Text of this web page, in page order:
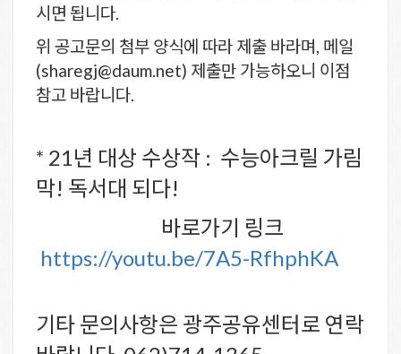
시면 됩니다.
위 공고문의 첨부 양식에 따라 제출 바라며, 메일
(sharegj@daum.net) 제출만 가능하오니 이점
참고 바랍니다.
* 21년 대상 수상작 : 수능아크릴 가림
막! 독서대 되다!
바로가기 링크
https://youtu.be/7A5-RfhphKA
기타 문의사항은 광주공유센터로 연락